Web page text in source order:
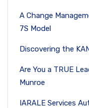
A Change
7S Model
Discovering the
Are You a TRUE
Munroe
IARALE Services